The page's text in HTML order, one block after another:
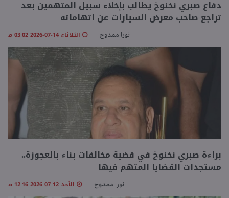
منوعات
دفاع صبري نخنوخ يطالب بإخلاء سبيل المتهمين بعد
تراجع صاحب معرض السيارات عن اتهاماته
نورا ممدوح الثلاثاء 14-07-2026 03:02 مـ
براءة صبري نخنوخ في قضية مخالفات بناء بالعجوزة..
مستجدات القضايا المتهم فيها
نورا ممدوح الأحد 12-07-2026 12:16 مـ